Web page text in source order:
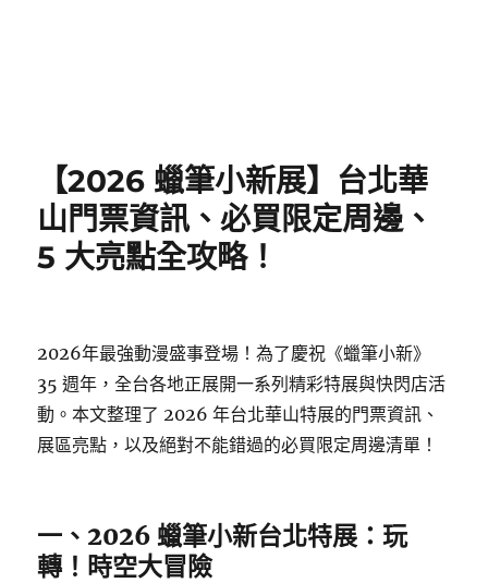
【2026 蠟筆小新展】台北華
山門票資訊、必買限定周邊、
5 大亮點全攻略！
2026年最強動漫盛事登場！為了慶祝《蠟筆小新》
35 週年，全台各地正展開一系列精彩特展與快閃店活
動。本文整理了 2026 年台北華山特展的門票資訊、
展區亮點，以及絕對不能錯過的必買限定周邊清單！
一、2026 蠟筆小新台北特展：玩
轉！時空大冒險